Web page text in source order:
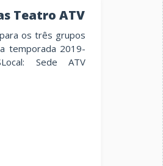
Teatro ATV
os três grupos
temporada 2019-
Sede ATV